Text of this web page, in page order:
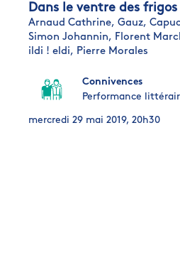
Dans le ventre des frigos
Arnaud Cathrine, Gauz,
Simon Johannin, Florent
ildi ! eldi, Pierre Morales
Connivences
Performance
mercredi 29 mai 2019, 20h30